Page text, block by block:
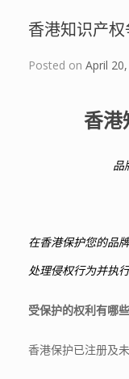
香港知识产
Posted on April
香港
品
在香港保护您的品
处理侵权行为并执
受保护的权利有哪些
香港保护已注册及